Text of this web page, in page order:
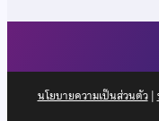
นโยบายความเป็นส่วนตัว|